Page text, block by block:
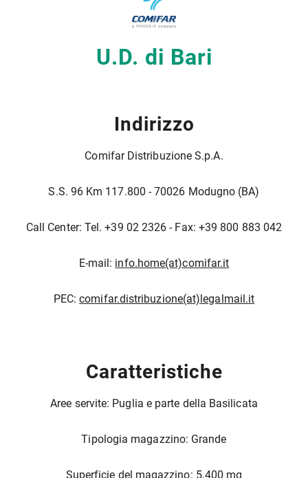
U.D. di Bari
Indirizzo
Comifar Distribuzione S.p.A.
S.S. 96 Km 117.800 - 70026 Modugno (BA)
Call Center: Tel. +39 02 2326 - Fax: +39 800 883 042
E-mail: info.home(at)comifar.it
PEC:comifar.distribuzione(at)legalmail.it
Caratteristiche
Aree servite: Puglia e parte della Basilicata
Tipologia magazzino: Grande
Superficie del magazzino: 5.400 mq